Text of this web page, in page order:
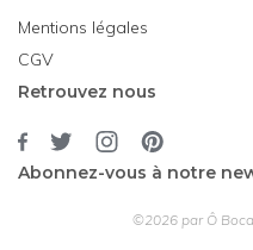
Mentions légales
CGV
Retrouvez nous
Abonnez-vous à notre
©2026 par Ô